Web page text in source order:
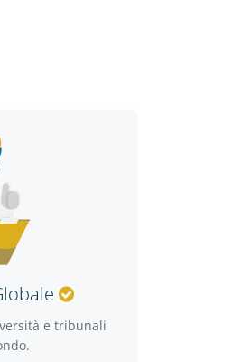
e tribunali